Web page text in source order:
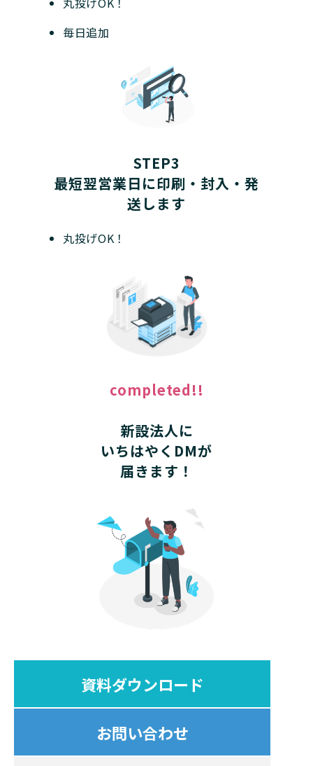
毎日追加
STEP3
最短翌営業日に印刷・封入・発
送します
丸投げOK！
completed!!
新設法人に
いちはやくDMが
届きます！
資料ダウンロード
お問い合わせ